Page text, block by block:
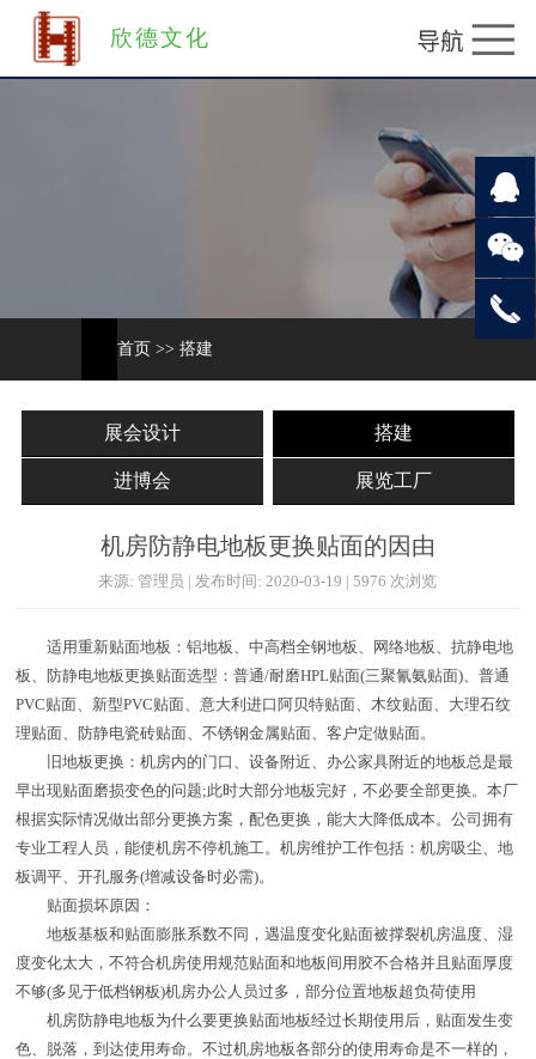
欣德文化
首页 >> 搭建
展会设计 搭建
进博会 展览工厂
机房防静电地板更换贴面的因由
来源: 管理员 | 发布时间: 2020-03-19 | 5976 次浏览
适用重新贴面地板：铝地板、中高档全钢地板、网络地板、抗静电地
板、防静电地板更换贴面选型：普通/耐磨HPL贴面(三聚氰氨贴面)、普通
PVC贴面、新型PVC贴面、意大利进口阿贝特贴面、木纹贴面、大理石纹
理贴面、防静电瓷砖贴面、不锈钢金属贴面、客户定做贴面。
旧地板更换：机房内的门口、设备附近、办公家具附近的地板总是最
早出现贴面磨损变色的问题;此时大部分地板完好，不必要全部更换。本厂
根据实际情况做出部分更换方案，配色更换，能大大降低成本。公司拥有
专业工程人员，能使机房不停机施工。机房维护工作包括：机房吸尘、地
板调平、开孔服务(增减设备时必需)。
贴面损坏原因：
地板基板和贴面膨胀系数不同，遇温度变化贴面被撑裂机房温度、湿
度变化太大，不符合机房使用规范贴面和地板间用胶不合格并且贴面厚度
不够(多见于低档钢板)机房办公人员过多，部分位置地板超负荷使用
机房防静电地板为什么要更换贴面地板经过长期使用后，贴面发生变
色、脱落，到达使用寿命。不过机房地板各部分的使用寿命是不一样的，